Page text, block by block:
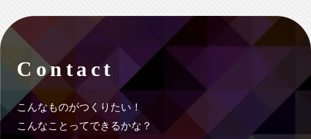
Contact
こんなものがつくりたい！
こんなことってできるかな？